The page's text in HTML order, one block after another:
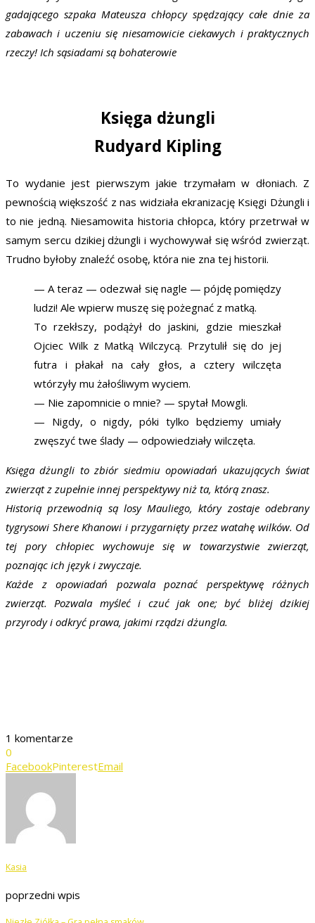
gadającego szpaka Mateusza chłopcy spędzający całe dnie za
zabawach i uczeniu się niesamowicie ciekawych i praktycznych
rzeczy! Ich sąsiadami są bohaterowie
Księga dżungli
Rudyard Kipling
To wydanie jest pierwszym jakie trzymałam w dłoniach. Z
pewnością większość z nas widziała ekranizację Księgi Dżungli i
to nie jedną. Niesamowita historia chłopca, który przetrwał w
samym sercu dzikiej dżungli i wychowywał się wśród zwierząt.
Trudno byłoby znaleźć osobę, która nie zna tej historii.
— A teraz — odezwał się nagle — pójdę pomiędzy
ludzi! Ale wpierw muszę się pożegnać z matką.
To rzekłszy, podążył do jaskini, gdzie mieszkał
Ojciec Wilk z Matką Wilczycą. Przytulił się do jej
futra i płakał na cały głos, a cztery wilczęta
wtórzyły mu żałośliwym wyciem.
— Nie zapomnicie o mnie? — spytał Mowgli.
— Nigdy, o nigdy, póki tylko będziemy umiały
zwęszyć twe ślady — odpowiedziały wilczęta.
Księga dżungli to zbiór siedmiu opowiadań ukazujących świat
zwierząt z zupełnie innej perspektywy niż ta, którą znasz.
Historią przewodnią są losy Mauliego, który zostaje odebrany
tygrysowi Shere Khanowi i przygarnięty przez watahę wilków. Od
tej pory chłopiec wychowuje się w towarzystwie zwierząt,
poznając ich język i zwyczaje.
Każde z opowiadań pozwala poznać perspektywę różnych
zwierząt. Pozwala myśleć i czuć jak one; być bliżej dzikiej
przyrody i odkryć prawa, jakimi rządzi dżungla.
1 komentarze
0
FacebookPinterestEmail
Kasia
poprzedni wpis